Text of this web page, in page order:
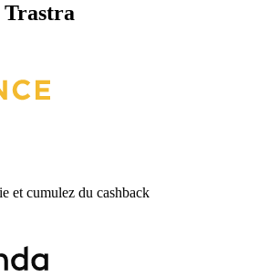
et cumulez du cashback